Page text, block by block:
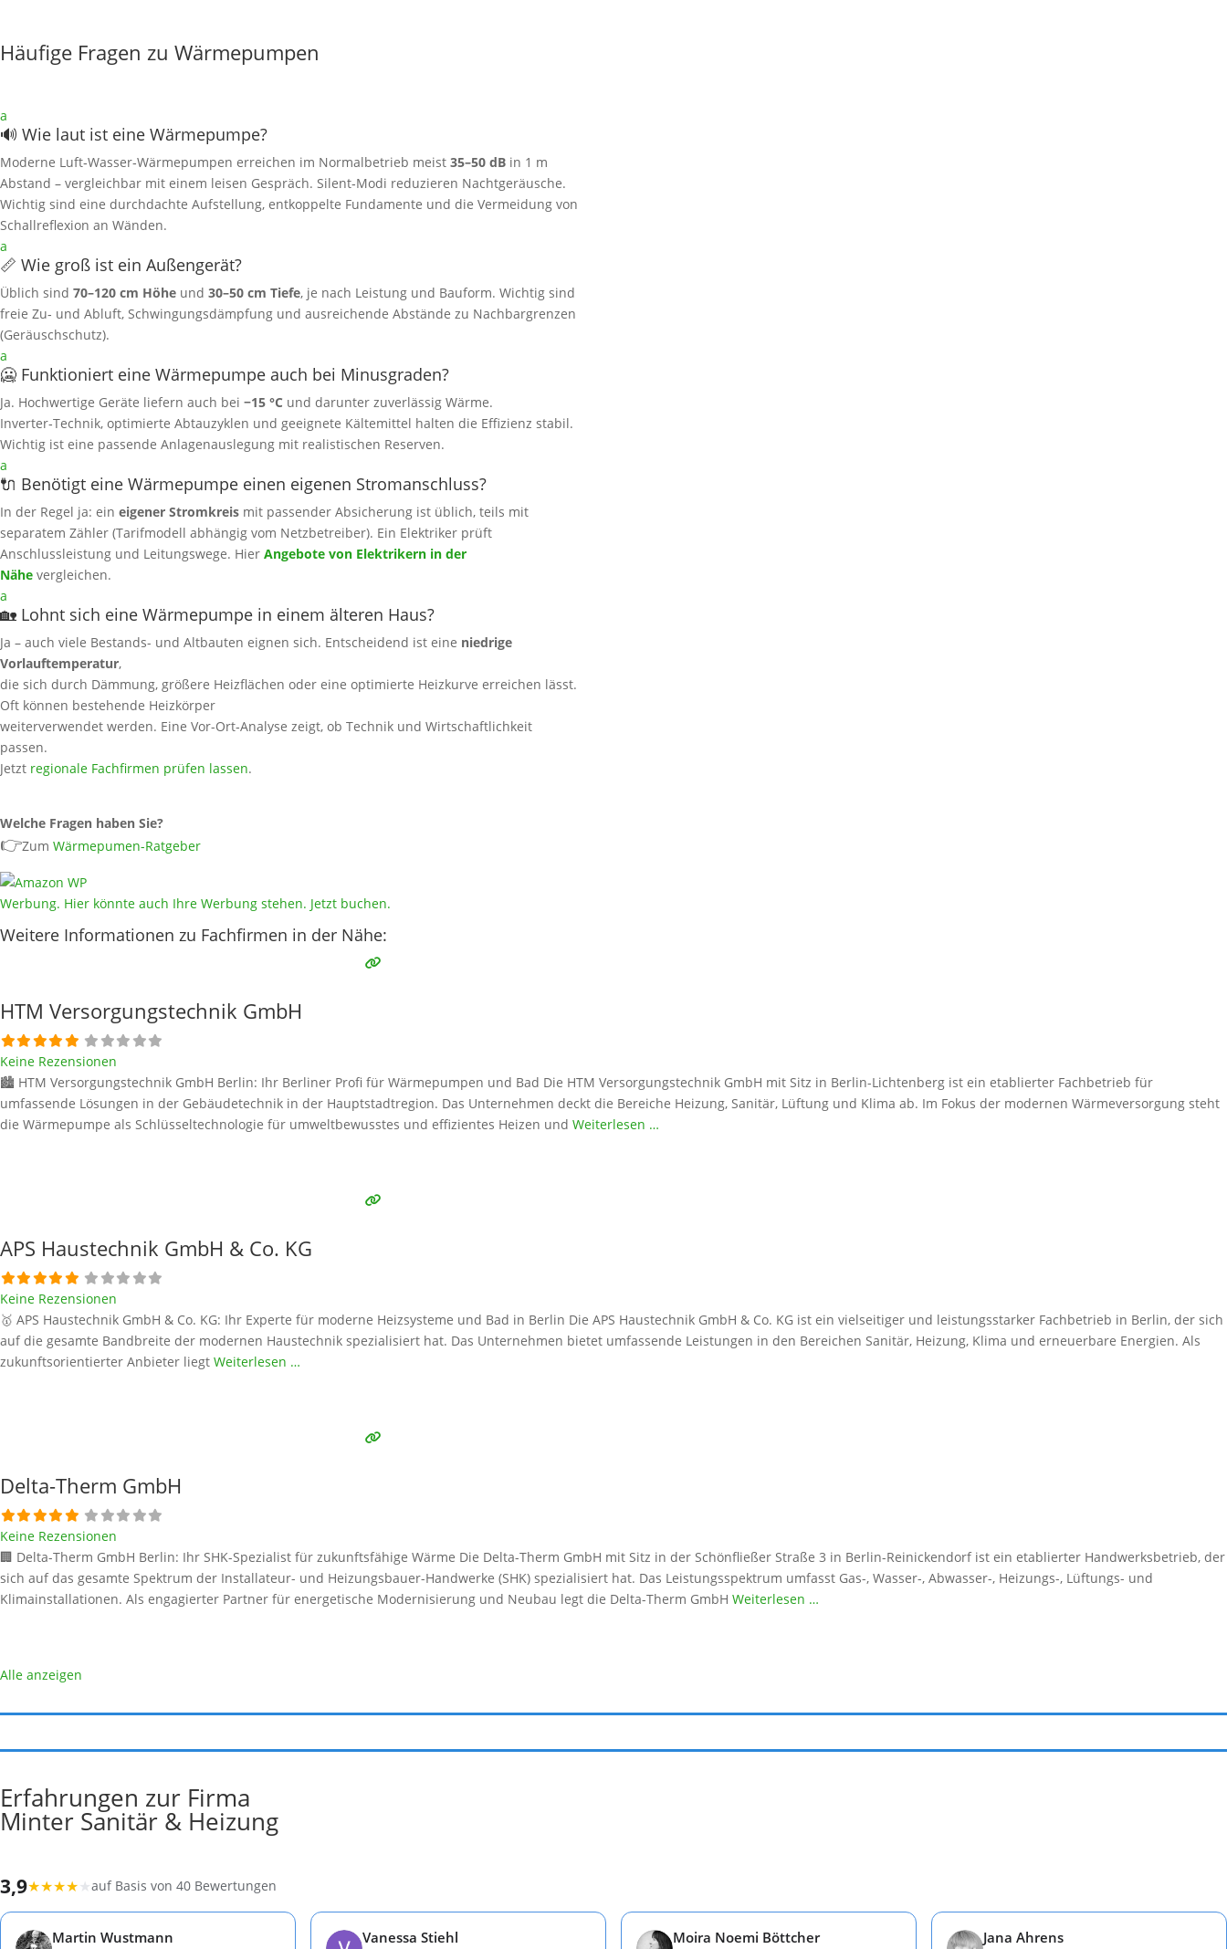
Häufige Fragen zu Wärmepumpen
a
🔊 Wie laut ist eine Wärmepumpe?
Moderne Luft‑Wasser‑Wärmepumpen erreichen im Normalbetrieb meist 35–50 dB in 1 m
Abstand – vergleichbar mit einem leisen Gespräch. Silent‑Modi reduzieren Nachtgeräusche.
Wichtig sind eine durchdachte Aufstellung, entkoppelte Fundamente und die Vermeidung von
Schallreflexion an Wänden.
a
📏 Wie groß ist ein Außengerät?
Üblich sind 70–120 cm Höhe und 30–50 cm Tiefe, je nach Leistung und Bauform. Wichtig sind
freie Zu‑ und Abluft, Schwingungsdämpfung und ausreichende Abstände zu Nachbargrenzen
(Geräuschschutz).
a
🥶 Funktioniert eine Wärmepumpe auch bei Minusgraden?
Ja. Hochwertige Geräte liefern auch bei −15 °C und darunter zuverlässig Wärme.
Inverter‑Technik, optimierte Abtauzyklen und geeignete Kältemittel halten die Effizienz stabil.
Wichtig ist eine passende Anlagenauslegung mit realistischen Reserven.
a
🔌 Benötigt eine Wärmepumpe einen eigenen Stromanschluss?
In der Regel ja: ein eigener Stromkreis mit passender Absicherung ist üblich, teils mit
separatem Zähler (Tarifmodell abhängig vom Netzbetreiber). Ein Elektriker prüft
Anschlussleistung und Leitungswege. Hier Angebote von Elektrikern in der
Nähe vergleichen.
a
🏡 Lohnt sich eine Wärmepumpe in einem älteren Haus?
Ja – auch viele Bestands- und Altbauten eignen sich. Entscheidend ist eine niedrige
Vorlauftemperatur,
die sich durch Dämmung, größere Heizflächen oder eine optimierte Heizkurve erreichen lässt.
Oft können bestehende Heizkörper
weiterverwendet werden. Eine Vor-Ort‑Analyse zeigt, ob Technik und Wirtschaftlichkeit
passen.
Jetzt regionale Fachfirmen prüfen lassen.
Welche Fragen haben Sie?
👉Zum Wärmepumen-Ratgeber
Werbung. Hier könnte auch Ihre Werbung stehen. Jetzt buchen.
Weitere Informationen zu Fachfirmen in der Nähe:
HTM Versorgungstechnik GmbH
Keine Rezensionen
🏙️ HTM Versorgungstechnik GmbH Berlin: Ihr Berliner Profi für Wärmepumpen und Bad Die HTM Versorgungstechnik GmbH mit Sitz in Berlin-Lichtenberg ist ein etablierter Fachbetrieb für
umfassende Lösungen in der Gebäudetechnik in der Hauptstadtregion. Das Unternehmen deckt die Bereiche Heizung, Sanitär, Lüftung und Klima ab. Im Fokus der modernen Wärmeversorgung steht
die Wärmepumpe als Schlüsseltechnologie für umweltbewusstes und effizientes Heizen und Weiterlesen …
APS Haustechnik GmbH & Co. KG
Keine Rezensionen
🥇 APS Haustechnik GmbH & Co. KG: Ihr Experte für moderne Heizsysteme und Bad in Berlin Die APS Haustechnik GmbH & Co. KG ist ein vielseitiger und leistungsstarker Fachbetrieb in Berlin, der sich
auf die gesamte Bandbreite der modernen Haustechnik spezialisiert hat. Das Unternehmen bietet umfassende Leistungen in den Bereichen Sanitär, Heizung, Klima und erneuerbare Energien. Als
zukunftsorientierter Anbieter liegt Weiterlesen …
Delta-Therm GmbH
Keine Rezensionen
🏢 Delta-Therm GmbH Berlin: Ihr SHK-Spezialist für zukunftsfähige Wärme Die Delta-Therm GmbH mit Sitz in der Schönfließer Straße 3 in Berlin-Reinickendorf ist ein etablierter Handwerksbetrieb, der
sich auf das gesamte Spektrum der Installateur- und Heizungsbauer-Handwerke (SHK) spezialisiert hat. Das Leistungsspektrum umfasst Gas-, Wasser-, Abwasser-, Heizungs-, Lüftungs- und
Klimainstallationen. Als engagierter Partner für energetische Modernisierung und Neubau legt die Delta-Therm GmbH Weiterlesen …
Alle anzeigen
Erfahrungen zur Firma
Minter Sanitär & Heizung
3,9★★★★★auf Basis von 40 Bewertungen
Martin Wustmann Vanessa Stiehl Moira Noemi Böttcher Jana Ahrens